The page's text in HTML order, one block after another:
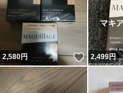
2,580円 いいね！
2,499円